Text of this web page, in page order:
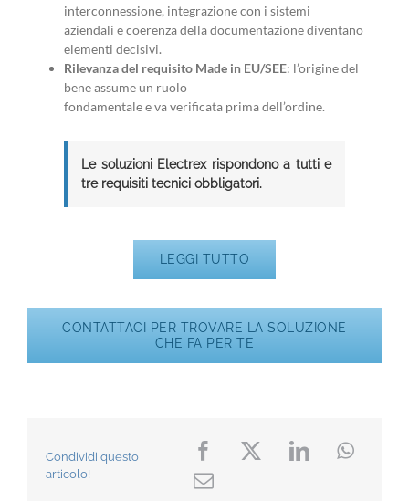
interconnessione, integrazione con i sistemi
aziendali e coerenza della documentazione diventano
elementi decisivi.
Rilevanza del requisito Made in EU/SEE: l’origine del
bene assume un ruolo
fondamentale e va verificata prima dell’ordine.
Le soluzioni Electrex rispondono a tutti e
tre requisiti tecnici obbligatori.
LEGGI TUTTO
CONTATTACI PER TROVARE LA SOLUZIONE
CHE FA PER TE
Condividi questo
articolo!